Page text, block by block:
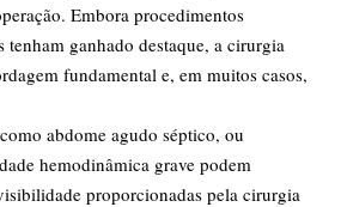
Embora procedimentos
ganhado destaque, a cirurgia
fundamental e, em muitos casos,
abdome agudo séptico, ou
hemodinâmica grave podem
proporcionadas pela cirurgia